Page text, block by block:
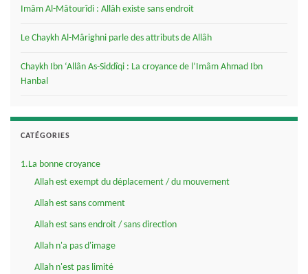
Imâm Al-Mâtourîdi : Allâh existe sans endroit
Le Chaykh Al-Mârighni parle des attributs de Allâh
Chaykh Ibn ‘Allân As-Siddîqi : La croyance de l’Imâm Ahmad Ibn
Hanbal
CATÉGORIES
1.La bonne croyance
Allah est exempt du déplacement / du mouvement
Allah est sans comment
Allah est sans endroit / sans direction
Allah n'a pas d'image
Allah n'est pas limité